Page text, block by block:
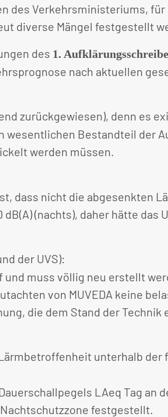
des Verkehrsministeriums,
diverse Mängel festgestellt
des 1.
nach aktuellen
zurückgewiesen), denn es
wesentlichen Bestandteil der
werden müssen.
dass nicht die abgesenkten
dB(A) (nachts), daher hätte
der UVS):
und muss völlig neu erstellt
von MUVEDA keine
die dem Stand der
unterhalb
LAeq Tag an
festgestellt.